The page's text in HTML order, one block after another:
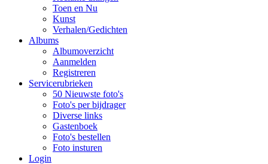
Toen en Nu
Kunst
Verhalen/Gedichten
Albums
Albumoverzicht
Aanmelden
Registreren
Servicerubrieken
50 Nieuwste foto's
Foto's per bijdrager
Diverse links
Gastenboek
Foto's bestellen
Foto insturen
Login